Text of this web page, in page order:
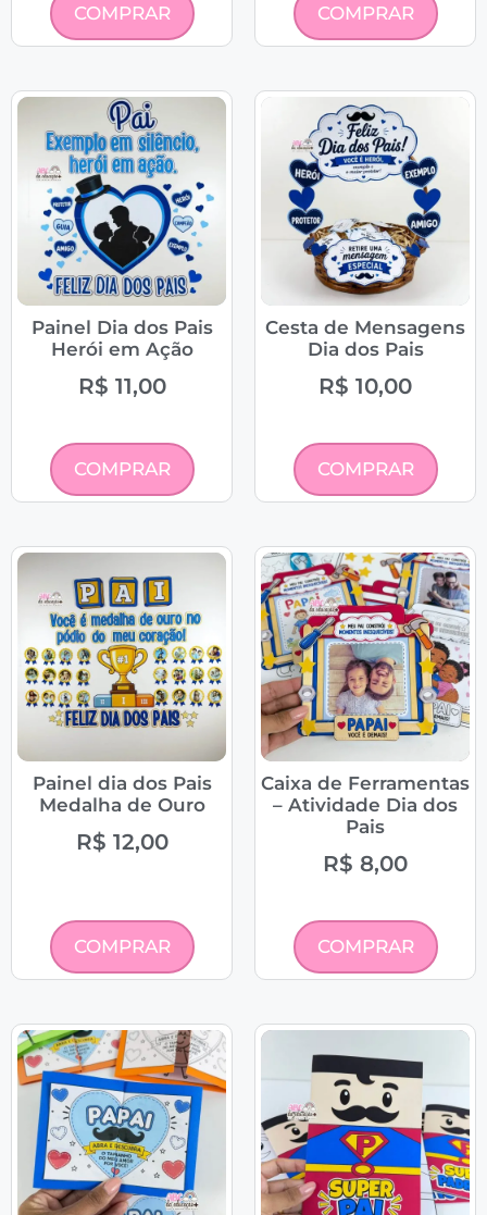
COMPRAR COMPRAR
Painel Dia dos Pais
Herói em Ação
R$ 11,00
COMPRAR
Cesta de Mensagens
Dia dos Pais
R$ 10,00
COMPRAR
Painel dia dos Pais
Medalha de Ouro
R$ 12,00
COMPRAR
Caixa de Ferramentas
– Atividade Dia dos
Pais
R$ 8,00
COMPRAR